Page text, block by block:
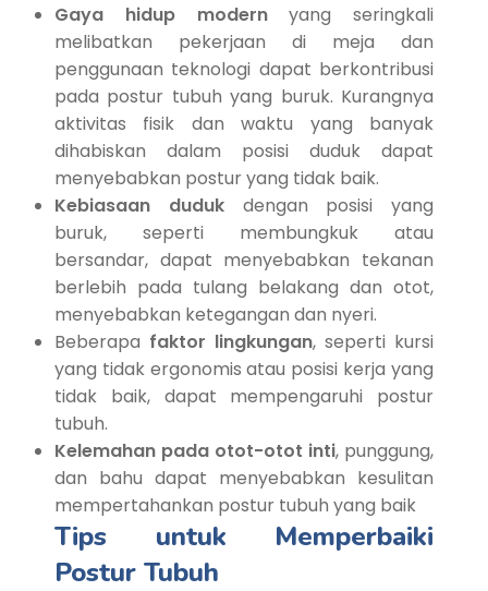
Gaya hidup modernyang seringkali
melibatkan pekerjaan di meja dan
penggunaan teknologi dapat berkontribusi
pada postur tubuh yang buruk. Kurangnya
aktivitas fisik dan waktu yang banyak
dihabiskan dalam posisi duduk dapat
menyebabkan postur yang tidak baik.
Kebiasaan dudukdengan posisi yang
buruk, seperti membungkuk atau
bersandar, dapat menyebabkan tekanan
berlebih pada tulang belakang dan otot,
menyebabkan ketegangan dan nyeri.
Beberapa faktor lingkungan, seperti kursi
yang tidak ergonomis atau posisi kerja yang
tidak baik, dapat mempengaruhi postur
tubuh.
Kelemahan pada otot-otot inti, punggung,
dan bahu dapat menyebabkan kesulitan
mempertahankan postur tubuh yang baik
Tips untuk Memperbaiki
Postur Tubuh